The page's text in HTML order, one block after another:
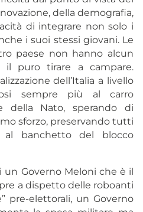
della demografia,
di integrare non solo i
i suoi stessi giovani. Le
paese non hanno alcun
puro tirare a campare.
dell’Italia a livello
sempre più al carro
della Nato, sperando di
sforzo, preservando tutti
banchetto del blocco
un Governo Meloni che è il
a dispetto delle roboanti
pre-elettorali, un Governo